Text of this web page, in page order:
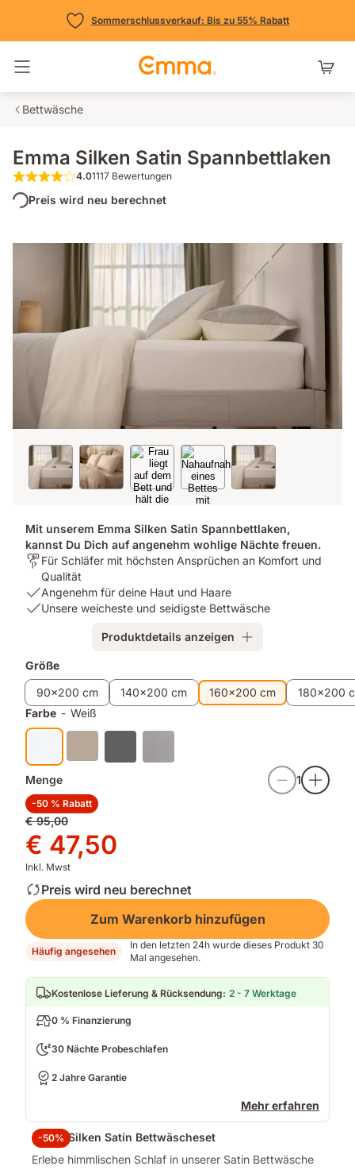
Sommerschlussverkauf: Bis zu 55% Rabatt
Navigation umschalten
Bettwäsche
Emma Silken Satin Spannbettlaken
4.0 von 5 Sternen 1117 Bewertungen
4.01117 Bewertungen
Preis wird neu berechnet
Mit unserem Emma Silken Satin Spannbettlaken,
kannst Du Dich auf angenehm wohlige Nächte freuen.
Für
wen
ist
es
mit
höchsten
Ansprüchen
an
Komfort
Qualität
Für Schläfer mit höchsten Ansprüchen an Komfort und
Qualität
USP
1:
Haut
und
Haare
Angenehm für deine Haut und Haare
USP
und
seidigste
Bettwäsche
Unsere weicheste und seidigste Bettwäsche
Produktdetails anzeigen
Größe
90x200 cm
140x200 cm 160x200 cm
180x200
Farbe - Weiß
Menge 1
-50 % Rabatt
Ursprünglicher
Preis
€ 95,00
€ 95,00
Preis
€ 47,50
€ 47,50
Inkl. Mwst
Preis wird neu berechnet
Zum Warenkorb hinzufügen
Häufig angesehen
In den letzten 24h wurde dieses Produkt 30
Mal angesehen.
Kostenlose Lieferung & Rücksendung: 2 - 7 Werktage
0 % Finanzierung
30 Nächte Probeschlafen
2 Jahre Garantie
Mehr erfahren
-50%
Emma Silken Satin Bettwäscheset
Erlebe himmlischen Schlaf in unserer Satin Bettwäsche